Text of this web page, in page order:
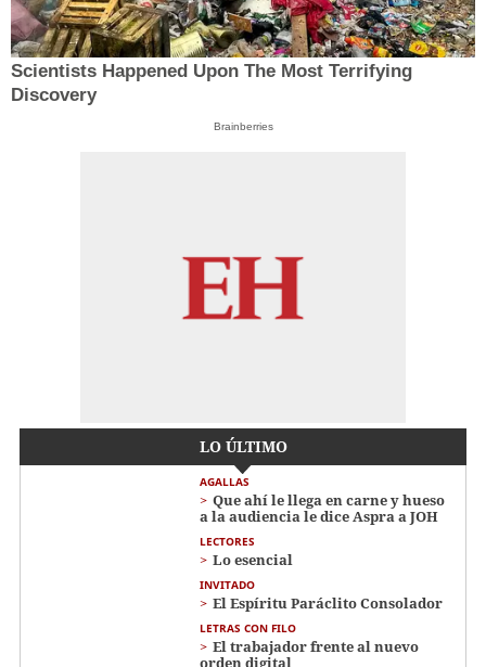
Scientists Happened Upon The Most Terrifying
Discovery
Brainberries
LO ÚLTIMO
AGALLAS
Que ahí le llega en carne y hueso
a la audiencia le dice Aspra a JOH
LECTORES
Lo esencial
INVITADO
El Espíritu Paráclito Consolador
LETRAS CON FILO
El trabajador frente al nuevo
orden digital